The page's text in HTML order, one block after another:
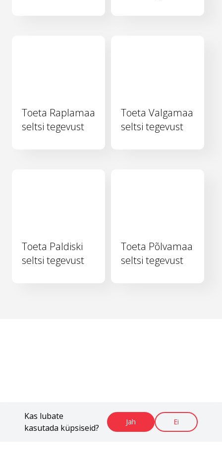
Kas lubate
kasutada küpsiseid?
Jah Ei
Toeta Raplamaa
seltsi tegevust
Toeta Valgamaa
seltsi tegevust
Toeta Paldiski
seltsi tegevust
Toeta Põlvamaa
seltsi tegevust